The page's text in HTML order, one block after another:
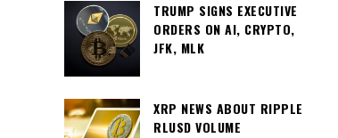
TRUMP SIGNS EXECUTIVE
ORDERS ON AI, CRYPTO,
JFK, MLK
XRP NEWS ABOUT RIPPLE
RLUSD VOLUME